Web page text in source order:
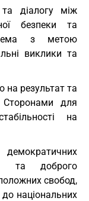
та діалогу між
безпеки та
з метою
виклики та
на результат та
Сторонами для
на
та доброго
свобод,
національних